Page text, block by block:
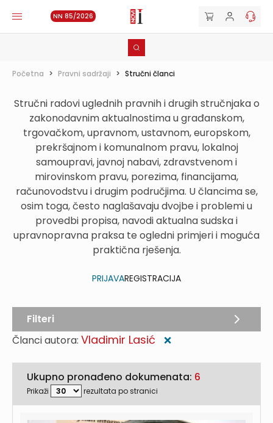
NN 85/2026
Početna > Pravni sadržaji > Stručni članci
Stručni radovi uglednih pravnih i drugih stručnjaka o
zakonodavnim aktualnostima u građanskom,
trgovačkom, upravnom, ustavnom, europskom,
prekršajnom i komunalnom pravu, lokalnoj
samoupravi, javnoj nabavi, zdravstvenom i
mirovinskom pravu, porezima, financijama,
računovodstvu i drugim područjima. U člancima se,
osim toga, često naglašavaju dvojbe i problemi u
provedbi propisa, navodi aktualna sudska i
upravnopravna praksa te ogledni primjeri i moguća
praktična rješenja.
PRIJAVAREGISTRACIJA
Članci autora: Vladimir Lasić ❌
Ukupno pronađeno dokumenata: 6
Prikaži rezultata po stranici
Filteri